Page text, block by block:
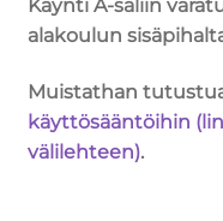
Käynti A-saliin
alakoulun
Muistathan
käyttösääntöihin
välilehteen).